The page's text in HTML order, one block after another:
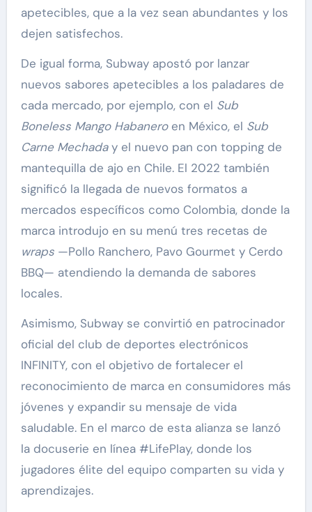
apetecibles, que a la vez sean abundantes y los
dejen satisfechos.
De igual forma, Subway apostó por lanzar
nuevos sabores apetecibles a los paladares de
cada mercado, por ejemplo, con el Sub
Boneless Mango Habanero en México, el Sub
Carne Mechaday el nuevo pan con topping de
mantequilla de ajo en Chile. El 2022 también
significó la llegada de nuevos formatos a
mercados específicos como Colombia, donde la
marca introdujo en su menú tres recetas de
wraps —Pollo Ranchero, Pavo Gourmet y Cerdo
BBQ— atendiendo la demanda de sabores
locales.
Asimismo, Subway se convirtió en patrocinador
oficial del club de deportes electrónicos
INFINITY, con el objetivo de fortalecer el
reconocimiento de marca en consumidores más
jóvenes y expandir su mensaje de vida
saludable. En el marco de esta alianza se lanzó
la docuserie en línea #LifePlay, donde los
jugadores élite del equipo comparten su vida y
aprendizajes.